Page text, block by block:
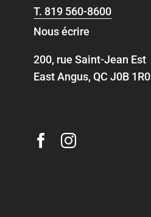
T. 819 560-8600
Nous écrire
200, rue Saint-Jean Est
East Angus, QC J0B 1R0